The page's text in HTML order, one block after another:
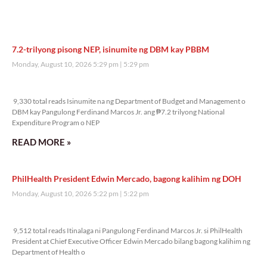
7.2-trilyong pisong NEP, isinumite ng DBM kay PBBM
Monday, August 10, 2026 5:29 pm 5:29 pm
9,330 total reads Isinumite na ng Department of Budget and Management o
DBM kay Pangulong Ferdinand Marcos Jr. ang ₱7.2 trilyong National
Expenditure Program o NEP
READ MORE »
PhilHealth President Edwin Mercado, bagong kalihim ng DOH
Monday, August 10, 2026 5:22 pm 5:22 pm
9,512 total reads Itinalaga ni Pangulong Ferdinand Marcos Jr. si PhilHealth
President at Chief Executive Officer Edwin Mercado bilang bagong kalihim ng
Department of Health o